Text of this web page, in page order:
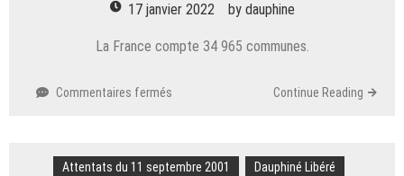
17 janvier 2022 by dauphine
La France compte 34 965 communes.
Commentaires fermés
noms
Continue Reading
Attentats du 11 septembre 2001
Dauphiné Libéré